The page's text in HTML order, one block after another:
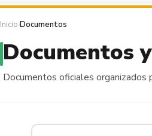
Inicio›Documentos
Documentos
Documentos oficiales organizados